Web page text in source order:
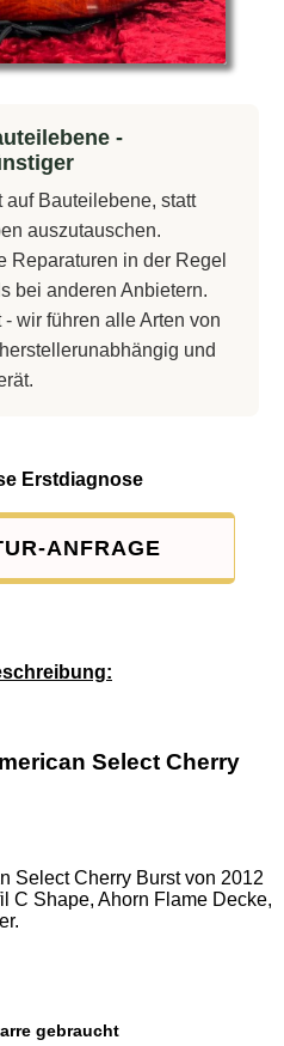
-
auf Bauteilebene, statt
auszutauschen.
Reparaturen in der Regel
bei anderen Anbietern.
wir führen alle Arten von
und
Erstdiagnose
ANFRAGE
Select Cherry
Select Cherry Burst von 2012
C Shape, Ahorn Flame Decke,
gebraucht